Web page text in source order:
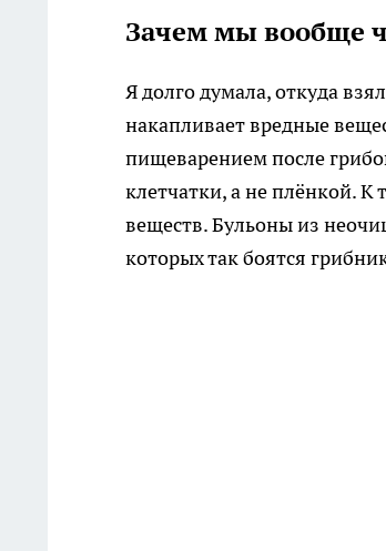
Зачем мы вообще
Я долго думала, откуда
накапливает вредные
пищеварением после
клетчатки, а не плёнкой.
веществ. Бульоны из
которых так боятся